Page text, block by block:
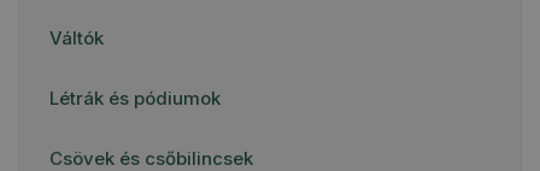
Váltók
Létrák és pódiumok
Csövek és csőbilincsek